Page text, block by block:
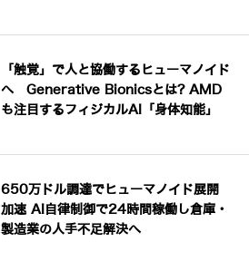
「触覚」で人と協働するヒューマノイド
へ Generative Bionicsとは? AMD
も注目するフィジカルAI「身体知能」
650万ドル調達でヒューマノイド展開
加速 AI自律制御で24時間稼働し倉庫・
製造業の人手不足解決へ